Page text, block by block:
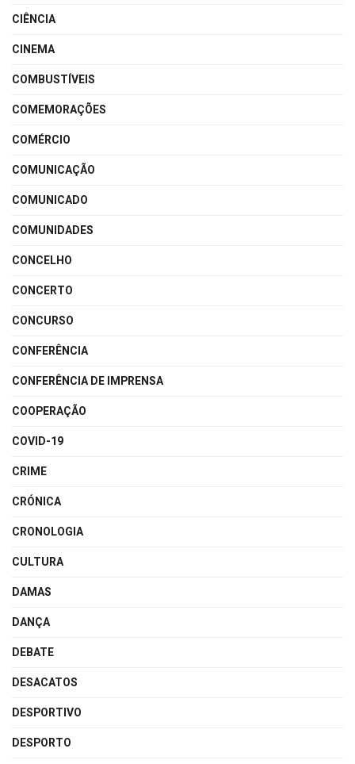
CIÊNCIA
CINEMA
COMBUSTÍVEIS
COMEMORAÇÕES
COMÉRCIO
COMUNICAÇÃO
COMUNICADO
COMUNIDADES
CONCELHO
CONCERTO
CONCURSO
CONFERÊNCIA
CONFERÊNCIA DE IMPRENSA
COOPERAÇÃO
COVID-19
CRIME
CRÓNICA
CRONOLOGIA
CULTURA
DAMAS
DANÇA
DEBATE
DESACATOS
DESPORTIVO
DESPORTO